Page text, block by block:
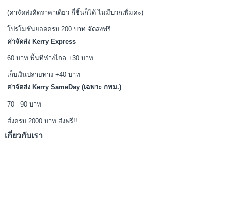
(ค่าจัดส่งคิดราคาเดียว กี่ชิ้นก็ได้ ไม่มีบวกเพิ่มค่ะ)
โปรโมชั่นยอดครบ 200 บาท จัดส่งฟรี
ค่าจัดส่ง Kerry Express
60 บาท พื้นที่ห่างไกล +30 บาท
เก็บเงินปลายทาง +40 บาท
ค่าจัดส่ง Kerry SameDay (เฉพาะ กทม.)
70 - 90 บาท
สั่งครบ 2000 บาท ส่งฟรี!!
เกี่ยวกับเรา